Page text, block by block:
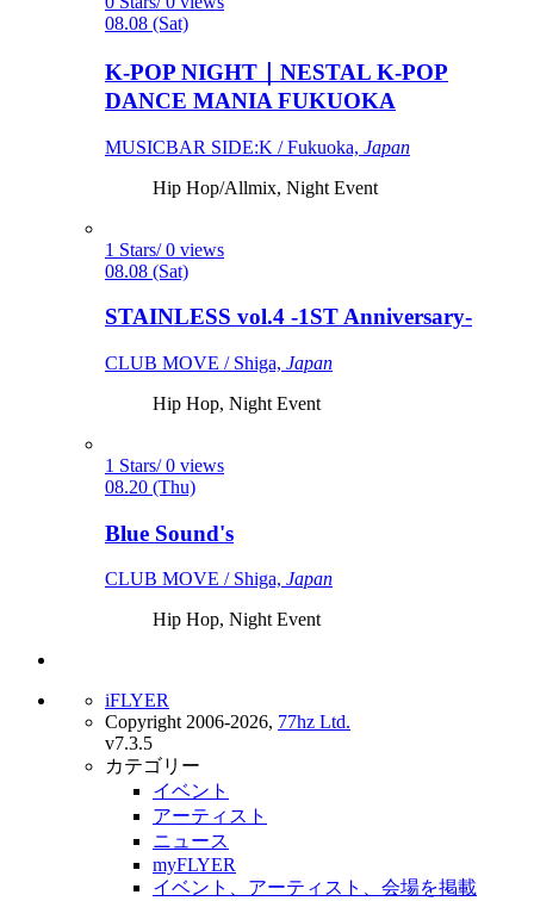
08.08 (Sat)
K-POP NIGHT｜NESTAL K-POP
DANCE MANIA FUKUOKA
MUSICBAR SIDE:K / Fukuoka, Japan
Hip Hop/Allmix, Night Event
1 Stars/ 0 views
08.08 (Sat)
STAINLESS vol.4 -1ST Anniversary-
CLUB MOVE / Shiga, Japan
Hip Hop, Night Event
1 Stars/ 0 views
08.20 (Thu)
Blue Sound's
CLUB MOVE / Shiga, Japan
Hip Hop, Night Event
iFLYER
Copyright 2006-2026, 77hz Ltd.
v7.3.5
カテゴリー
イベント
アーティスト
ニュース
myFLYER
イベント、アーティスト、会場を掲載